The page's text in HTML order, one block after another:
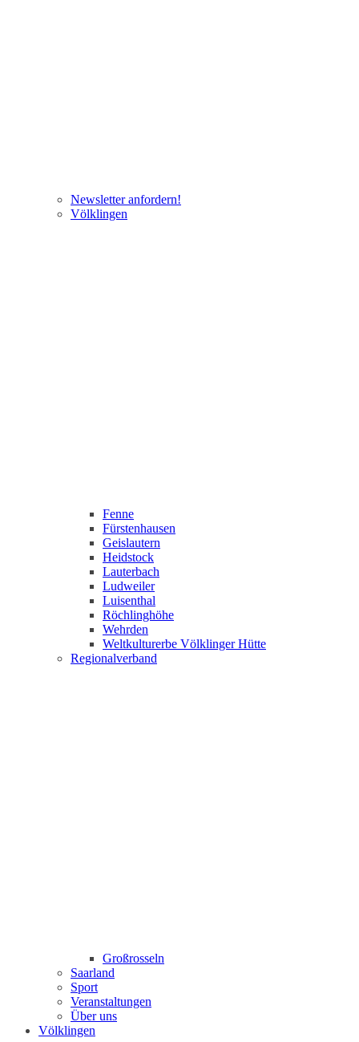
Newsletter anfordern!
Völklingen
Fenne
Fürstenhausen
Geislautern
Heidstock
Lauterbach
Ludweiler
Luisenthal
Röchlinghöhe
Wehrden
Weltkulturerbe Völklinger Hütte
Regionalverband
Großrosseln
Saarland
Sport
Veranstaltungen
Über uns
Völklingen